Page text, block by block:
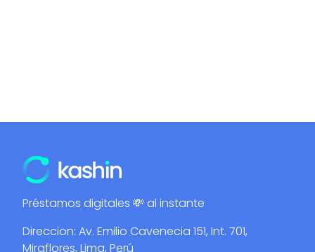
Préstamos digitales 💸 al instante
Direccion: Av. Emilio Cavenecia 151, Int. 701,
Miraflores, Lima, Perú